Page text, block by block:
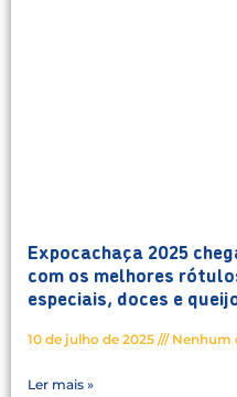
Expocachaça 2025
com os melhores
especiais, doces e
10 de julho de 2025 Nenhum
Ler mais »